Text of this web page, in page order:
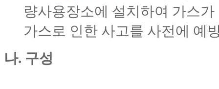
량사용장소에 설치하여 가스
가스로 인한 사고를 사전에 예
나. 구성